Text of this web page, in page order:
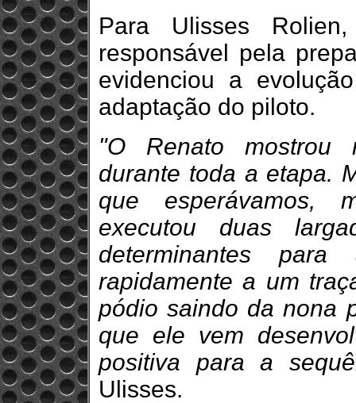
Para Ulisses
responsável pela
evidenciou a
adaptação do piloto.
"O Renato mostrou
durante toda a etapa.
que esperávamos,
executou duas
determinantes para
rapidamente a um
pódio saindo da nona
que ele vem
positiva para a
Ulisses.